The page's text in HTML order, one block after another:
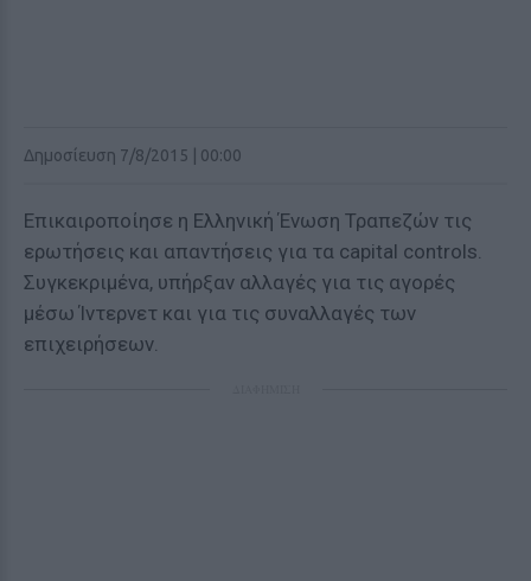
Δημοσίευση 7/8/2015 | 00:00
Επικαιροποίησε η Ελληνική Ένωση Τραπεζών τις
ερωτήσεις και απαντήσεις για τα capital controls.
Συγκεκριμένα, υπήρξαν αλλαγές για τις αγορές
μέσω Ίντερνετ και για τις συναλλαγές των
επιχειρήσεων.